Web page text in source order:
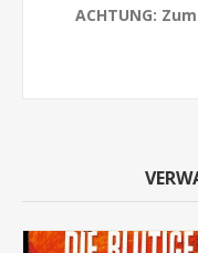
ACHTUNG: